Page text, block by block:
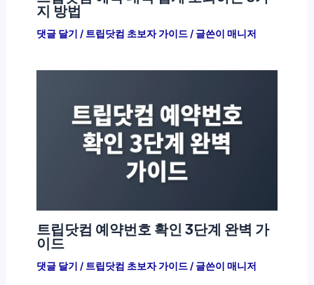
지 방법
댓글 달기 / 트립닷컴 초보자 가이드/ 글쓴이 매니저
트립닷컴 예약번호 확인 3단계 완벽 가
이드
댓글 달기 / 트립닷컴 초보자 가이드/ 글쓴이 매니저